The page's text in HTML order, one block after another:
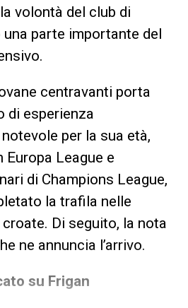
volontà del club di
parte importante del
centravanti porta
di esperienza
per la sua età,
League e
di Champions League,
la trafila nelle
Di seguito, la nota
ne annuncia l’arrivo.
su Frigan